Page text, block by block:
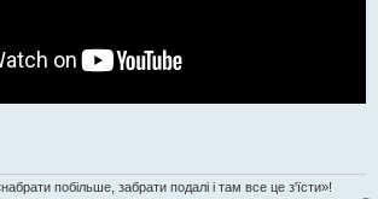
побільше, забрати подалі і там все це з'їсти»!